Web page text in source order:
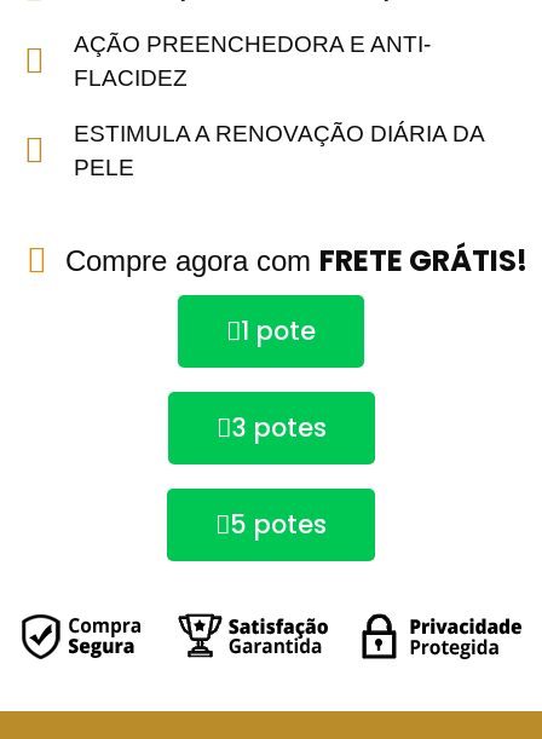
AÇÃO PREENCHEDORA E ANTI-
FLACIDEZ
ESTIMULA A RENOVAÇÃO DIÁRIA DA
PELE
Compre agora com FRETE GRÁTIS!
1 pote
3 potes
5 potes